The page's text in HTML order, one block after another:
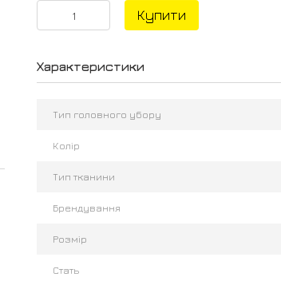
Купити
Характеристики
Тип головного убору
Колір
Тип тканини
Брендування
Розмір
Стать